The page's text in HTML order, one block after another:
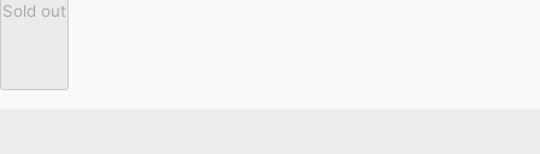
Sold out